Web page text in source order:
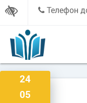
Телефон
24
05